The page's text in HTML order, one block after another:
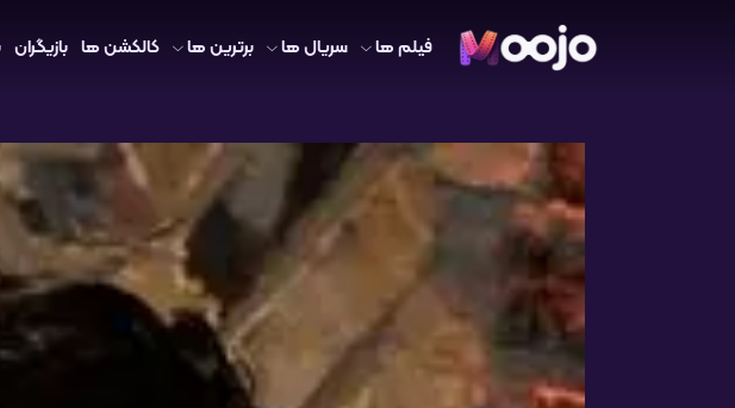
فیلم ها سریال ها برترین ها کالکشن ها بازیگران